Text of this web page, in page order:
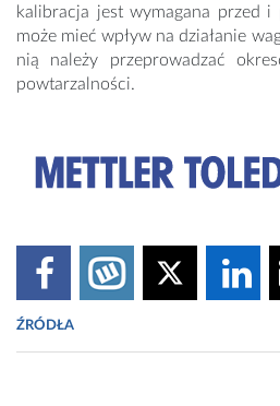
kalibracja jest wymagana przed
może mieć wpływ na działanie
nią należy przeprowadzać
powtarzalności.
ŹRÓDŁA